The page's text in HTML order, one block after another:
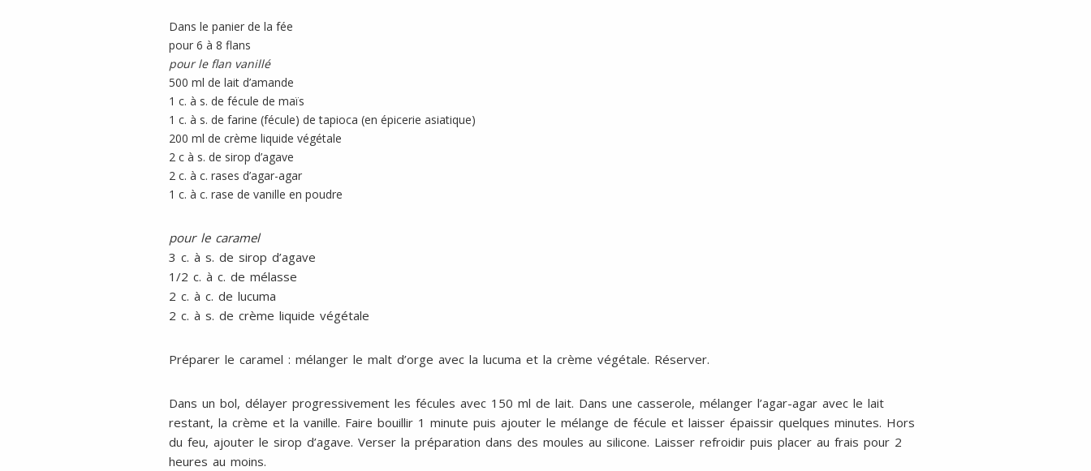
Dans le panier de la fée
pour 6 à 8 flans
pour le flan vanillé
500 ml de lait d’amande
1 c. à s. de fécule de maïs
1 c. à s. de farine (fécule) de tapioca (en épicerie asiatique)
200 ml de crème liquide végétale
2 c à s. de sirop d’agave
2 c. à c. rases d’agar-agar
1 c. à c. rase de vanille en poudre
pour le caramel
3 c. à s. de sirop d’agave
1/2 c. à c. de mélasse
2 c. à c. de lucuma
2 c. à s. de crème liquide végétale
Préparer le caramel : mélanger le malt d’orge avec la lucuma et la crème végétale. Réserver.
Dans un bol, délayer progressivement les fécules avec 150 ml de lait. Dans une casserole, mélanger l’agar-agar avec le lait
restant, la crème et la vanille. Faire bouillir 1 minute puis ajouter le mélange de fécule et laisser épaissir quelques minutes. Hors
du feu, ajouter le sirop d’agave. Verser la préparation dans des moules au silicone. Laisser refroidir puis placer au frais pour 2
heures au moins.